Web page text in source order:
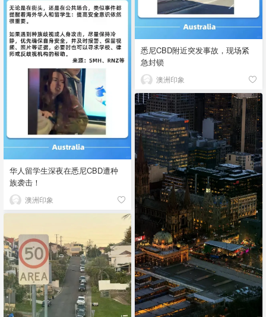
悉尼CBD附近突发事故，现场紧
急封锁
澳洲印象
华人留学生深夜在悉尼CBD遭种
族袭击！
澳洲印象